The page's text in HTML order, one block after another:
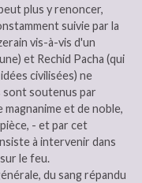
plus y renoncer,
suivie par la
vis-à-vis d'un
et Rechid Pacha (qui
civilisées) ne
sont soutenus par
et de noble,
- et par cet
à intervenir dans
le feu.
du sang répandu